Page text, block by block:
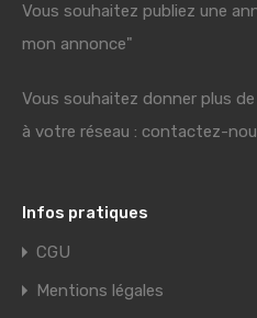
Vous souhaitez publiez une
mon annonce"
Vous souhaitez donner plus
à votre réseau : contactez-
Infos pratiques
CGU
Mentions légales